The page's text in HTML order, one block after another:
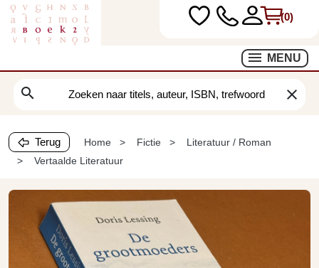
(0)
MENU
search clear
Terug Home Fictie
Literatuur / Roman
Vertaalde Literatuur